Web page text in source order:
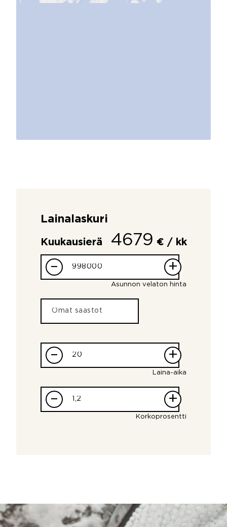
Lainalaskuri
Kuukausierä 4679 € / kk
– +
Asunnon velaton hinta
– +
Laina-aika
– +
Korkoprosentti